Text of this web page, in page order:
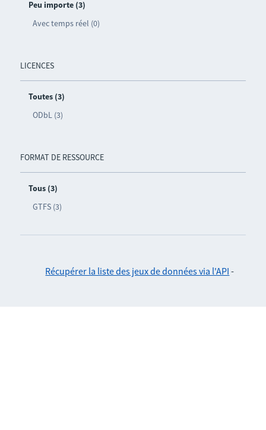
Peu importe (3)
Avec temps réel (0)
LICENCES
Toutes (3)
ODbL (3)
FORMAT DE RESSOURCE
Tous (3)
GTFS (3)
Récupérer la liste des jeux de données via l'API -